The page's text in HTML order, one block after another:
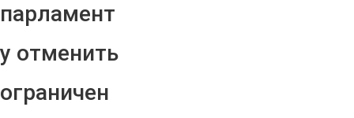
парламент
у отменить
ограничен